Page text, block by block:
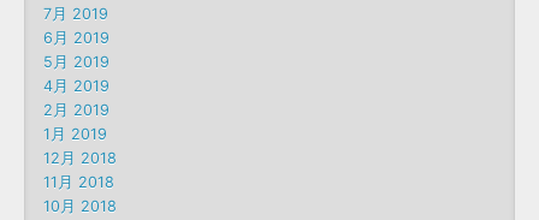
7月 2019
6月 2019
5月 2019
4月 2019
2月 2019
1月 2019
12月 2018
11月 2018
10月 2018